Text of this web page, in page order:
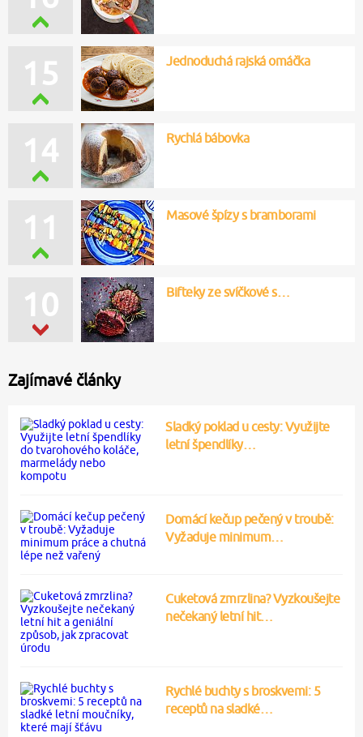
14 Rychlá bábovka
15 Jednoduchá rajská omáčka
10 Bifteky ze svíčkové s…
11 Masové špízy s bramborami
Zajímavé články
Sladký poklad u cesty: Využijte
letní špendlíky…
Domácí kečup pečený v troubě:
Vyžaduje minimum…
Cuketová zmrzlina? Vyzkoušejte
nečekaný letní hit…
Rychlé buchty s broskvemi: 5
receptů na sladké…